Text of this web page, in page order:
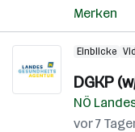
Merken
Einblicke
DGKP
NÖ
vor 7